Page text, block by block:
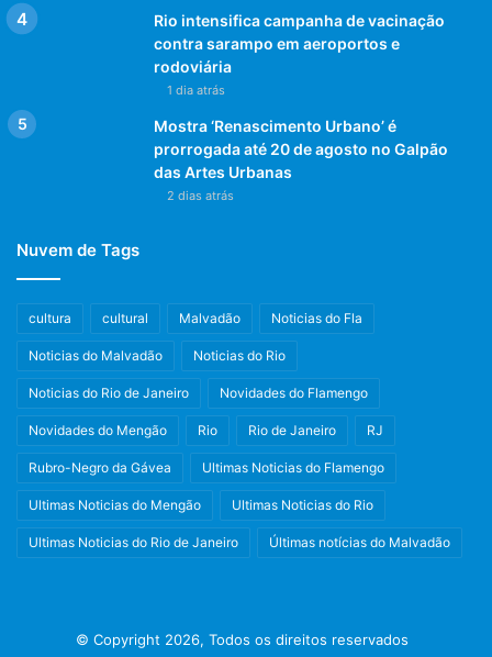
Rio intensifica campanha de vacinação
contra sarampo em aeroportos e
rodoviária
1 dia atrás
Mostra ‘Renascimento Urbano’ é
prorrogada até 20 de agosto no Galpão
das Artes Urbanas
2 dias atrás
Nuvem de Tags
cultura cultural Malvadão Noticias do Fla
Noticias do Malvadão Noticias do Rio
Noticias do Rio de Janeiro Novidades do Flamengo
Novidades do Mengão Rio Rio de Janeiro RJ
Rubro-Negro da Gávea Ultimas Noticias do Flamengo
Ultimas Noticias do Mengão Ultimas Noticias do Rio
Ultimas Noticias do Rio de Janeiro Últimas notícias do Malvadão
© Copyright 2026, Todos os direitos reservados